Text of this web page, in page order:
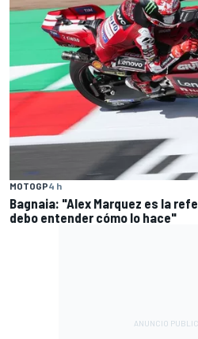
MOTOGP4 h
Bagnaia: "Alex Marquez es la
debo entender cómo lo hace"